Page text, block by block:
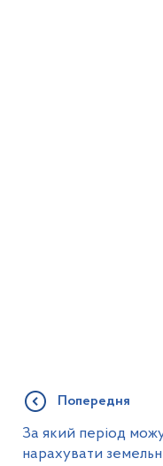
Попередня
За який період
нарахувати